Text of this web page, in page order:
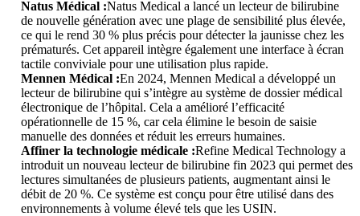
Natus Médical :Natus Medical a lancé un lecteur de bilirubine
de nouvelle génération avec une plage de sensibilité plus élevée,
ce qui le rend 30 % plus précis pour détecter la jaunisse chez les
prématurés. Cet appareil intègre également une interface à écran
tactile conviviale pour une utilisation plus rapide.
Mennen Médical :En 2024, Mennen Medical a développé un
lecteur de bilirubine qui s’intègre au système de dossier médical
électronique de l’hôpital. Cela a amélioré l’efficacité
opérationnelle de 15 %, car cela élimine le besoin de saisie
manuelle des données et réduit les erreurs humaines.
Affiner la technologie médicale :Refine Medical Technology a
introduit un nouveau lecteur de bilirubine fin 2023 qui permet des
lectures simultanées de plusieurs patients, augmentant ainsi le
débit de 20 %. Ce système est conçu pour être utilisé dans des
environnements à volume élevé tels que les USIN.